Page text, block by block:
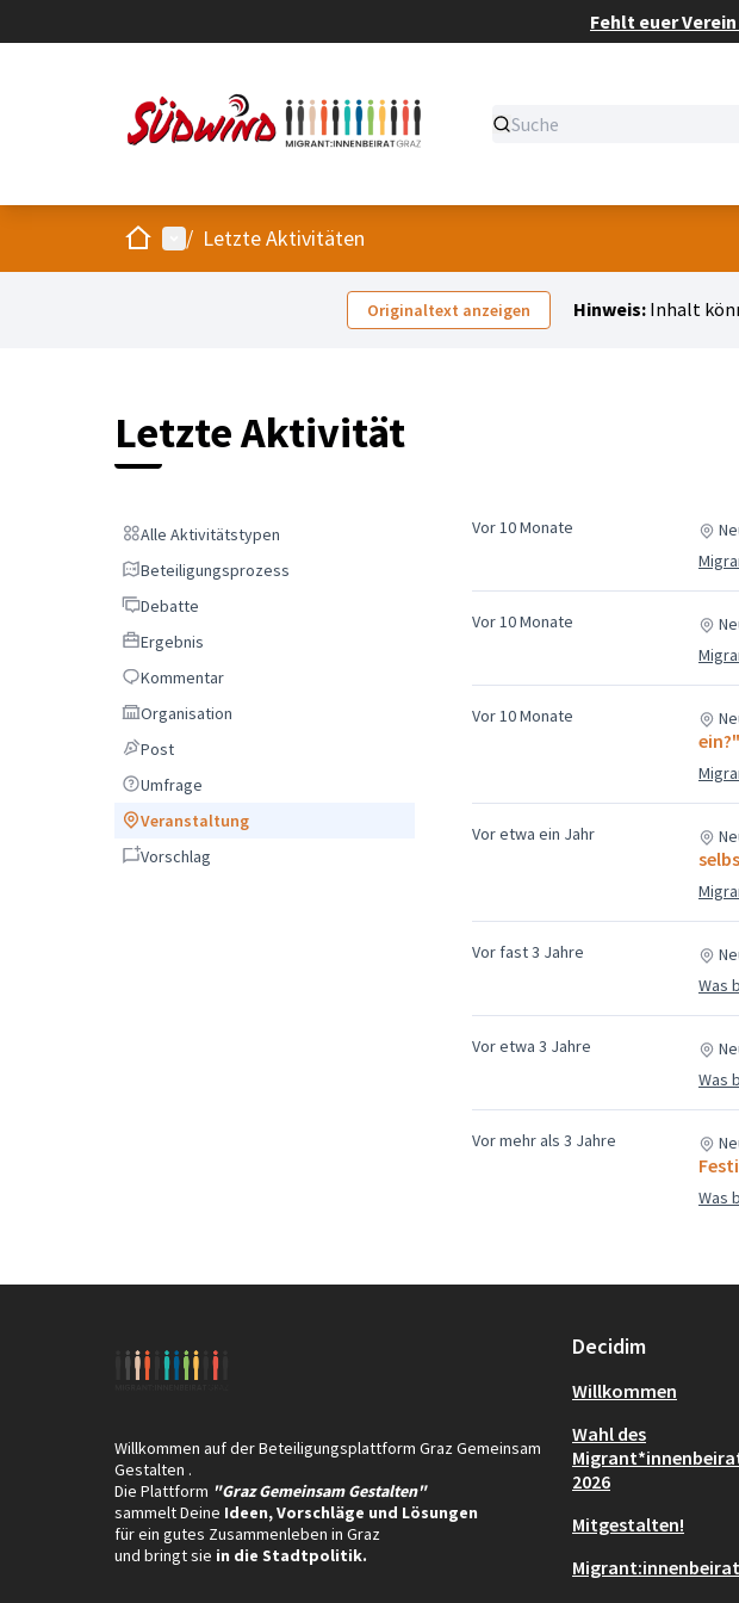
Fehlt euer
StartHauptmenü
/ Letzte Aktivitäten
Originaltext anzeigen Hinweis: Inhalt
Letzte Aktivität
Alle Aktivitätstypen
Alle Aktivitätstypen
Beteiligungsprozess
Beteiligungsprozess
Debatte
Debatte
Ergebnis
Ergebnis
Kommentar
Kommentar
Organisation
Organisation
PostPost
Umfrage
Umfrage
Veranstaltung
Veranstaltung
Vorschlag
Vorschlag
Vor 10 Monate
Vor 10 Monate
Vor 10 Monate
Vor etwa ein Jahr
Vor fast 3 Jahre
Was
Vor etwa 3 Jahre
Was
Vor mehr als 3 Jahre
Was
Willkommen auf der Beteiligungsplattform Graz Gemeinsam
Gestalten .
Die Plattform "Graz Gemeinsam Gestalten"
sammelt Deine Ideen, Vorschläge und Lösungen
für ein gutes Zusammenleben in Graz
und bringt sie in die Stadtpolitik.
Decidim
Willkommen
Wahl des
2026
Mitgestalten!